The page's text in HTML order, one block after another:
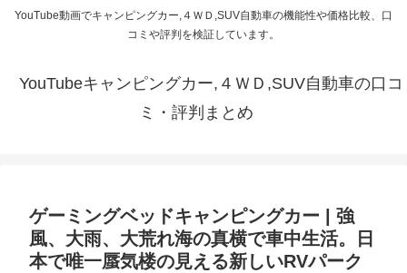
YouTube動画でキャンピングカー,４ＷＤ,SUV自動車の機能性や価格比較、口
コミや評判を検証しています。
YouTubeキャンピングカー,４ＷＤ,SUV自動車の口コ
ミ・評判まとめ
ゲーミングベッドキャンピングカー | 強
風、大雨、大荒れ海の真横で車中生活。日
本で唯一蜃気楼の見える新しいRVパーク